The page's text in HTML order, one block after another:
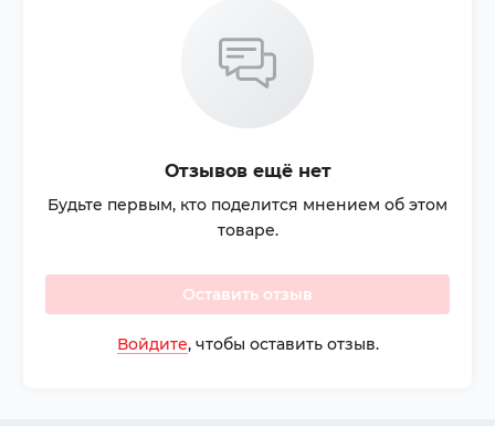
Отзывов ещё нет
Будьте первым, кто поделится мнением об этом
товаре.
Оставить отзыв
Войдите, чтобы оставить отзыв.